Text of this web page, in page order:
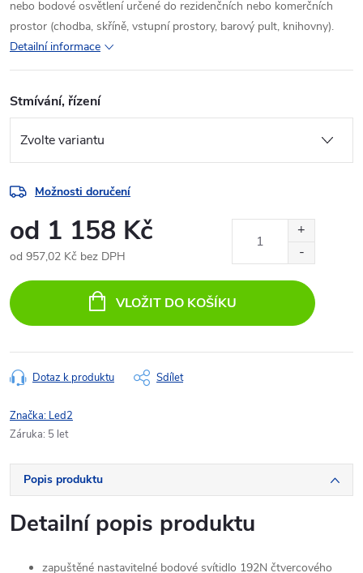
nebo bodové osvětlení určené do rezidenčních nebo komerčních
prostor (chodba, skříně, vstupní prostory, barový pult, knihovny).
Detailní informace
Stmívání, řízení
Možnosti doručení
od 1 158 Kč
od 957,02 Kč bez DPH
cena:
VLOŽIT DO KOŠÍKU
Dotaz k produktu Sdílet
Značka: Led2
Záruka: 5 let
Popis produktu
Detailní popis produktu
zapuštěné nastavitelné bodové svítidlo 192N čtvercového